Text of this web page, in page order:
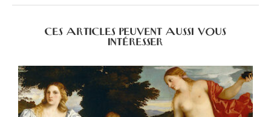
CES ARTICLES PEUVENT AUSSI VOUS
INTÉRESSER